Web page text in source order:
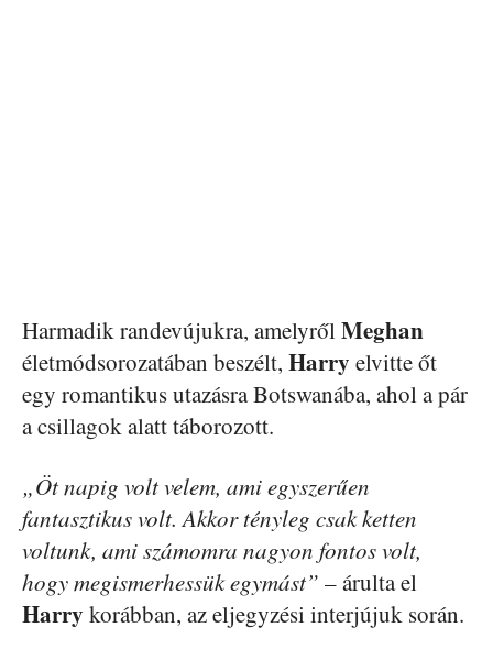
Harmadik randevújukra, amelyrőlMeghan
életmódsorozatában beszélt, Harry elvitte őt
egy romantikus utazásra Botswanába, ahol a pár
a csillagok alatt táborozott.
„Öt napig volt velem, ami egyszerűen
fantasztikus volt. Akkor tényleg csak ketten
voltunk, ami számomra nagyon fontos volt,
hogy megismerhessük egymást” – árulta el
Harry korábban, az eljegyzési interjújuk során.